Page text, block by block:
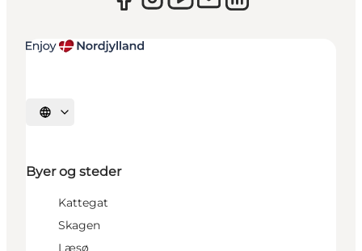
Vælg sprog
Byer og steder
Kattegat
Skagen